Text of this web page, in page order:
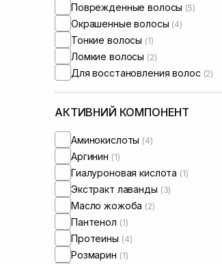
Поврежденные волосы (5)
Окрашенные волосы (4)
Тонкие волосы (1)
Ломкие волосы (2)
Для восстановления волос (2)
АКТИВНИЙ КОМПОНЕНТ
Аминокислоты (4)
Аргинин (1)
Гиалуроновая кислота (1)
Экстракт лаванды (3)
Масло жожоба (2)
Пантенол (1)
Протеины (4)
Розмарин (1)